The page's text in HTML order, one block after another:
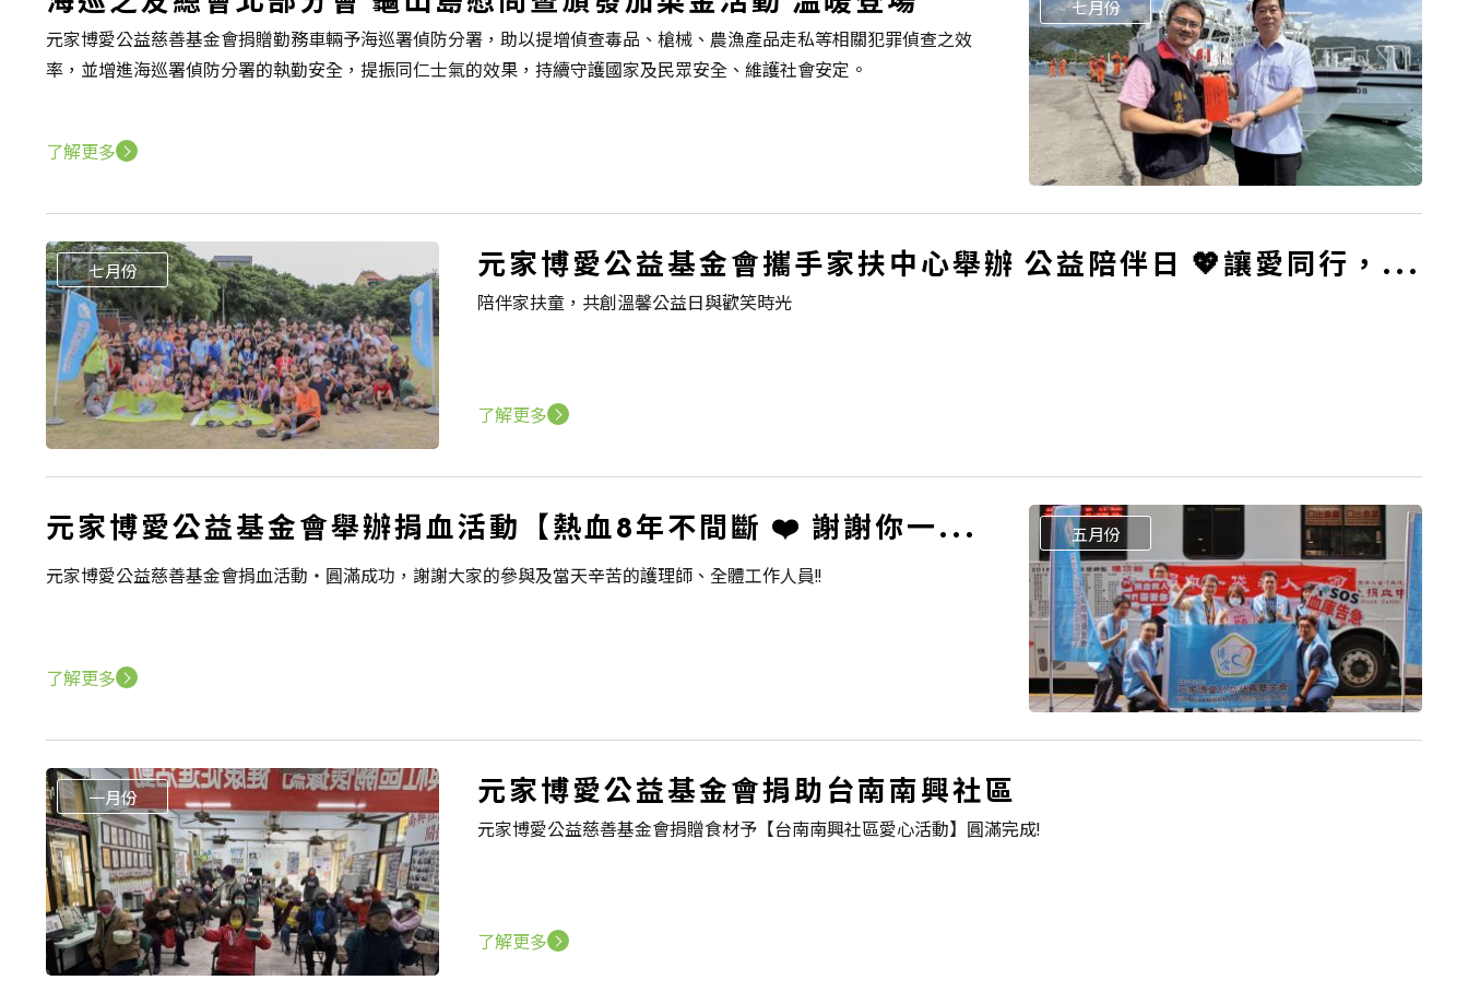
七月份
元家博愛公益慈善基金會捐贈勤務車輛予海巡署偵防分署，助以提增偵查毒品、槍械、農漁產品走私等相關犯罪偵查之效
率，並增進海巡署偵防分署的執勤安全，提振同仁士氣的效果，持續守護國家及民眾安全、維護社會安定。
了解更多
七月份 元家博愛公益基金會攜手家扶中心舉辦 公益陪伴日 💖讓愛同行，...
陪伴家扶童，共創溫馨公益日與歡笑時光
了解更多
五月份
元家博愛公益基金會舉辦捐血活動【熱血8年不間斷 ❤️ 謝謝你一...
元家博愛公益慈善基金會捐血活動‧圓滿成功，謝謝大家的參與及當天辛苦的護理師、全體工作人員!!
了解更多
一月份 元家博愛公益基金會捐助台南南興社區
元家博愛公益慈善基金會捐贈食材予【台南南興社區愛心活動】圓滿完成!
了解更多